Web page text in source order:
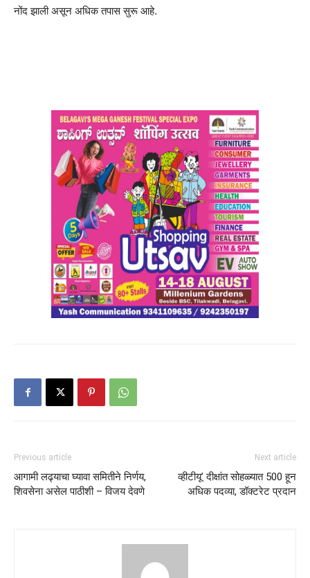
नोंद झाली असून अधिक तपास सुरू आहे.
Previous article
आगामी लढ्याचा घ्यावा समितीने निर्णय,
शिवसेना असेल पाठीशी – विजय देवणे
Next article
व्हीटीयू’ दीक्षांत सोहळ्यात 500 हून
अधिक पदव्या, डॉक्टरेट प्रदान